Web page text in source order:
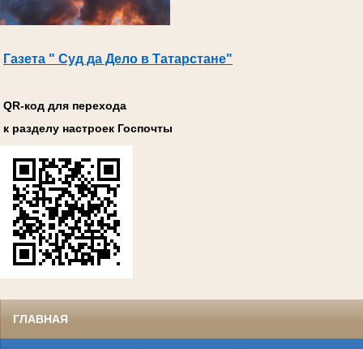
Газета " Суд да Дело в Татарстане"
QR-код для перехода
к разделу настроек Госпочты
ГЛАВНАЯ